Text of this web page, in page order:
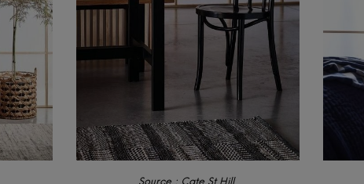
Source : Cate St Hill